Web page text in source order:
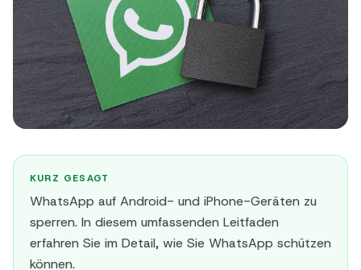
KURZ GESAGT
WhatsApp auf Android- und iPhone-Geräten zu
sperren. In diesem umfassenden Leitfaden
erfahren Sie im Detail, wie Sie WhatsApp schützen
können.